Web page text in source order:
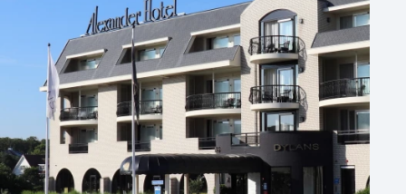
Aantal zalen
1 - 5 zalen
6 - 10 zalen
10 of meer zalen
Aantal personen
1 - 50 personen
50 - 100 personen